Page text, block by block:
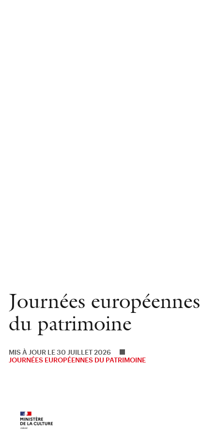
Journées européennes
du patrimoine
MIS À JOUR LE 30 JUILLET 2026
JOURNÉES EUROPÉENNES DU PATRIMOINE